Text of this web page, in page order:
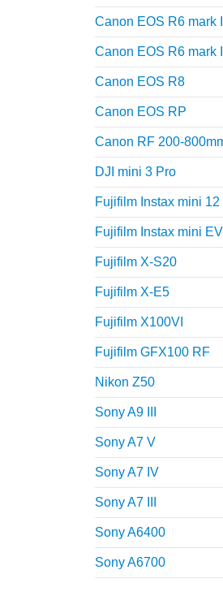
Canon EOS R6 mark III
Canon EOS R6 mark II
Canon EOS R8
Canon EOS RP
Canon RF 200-
DJI mini 3 Pro
Fujifilm Instax mini 12
Fujifilm Instax mini
Fujifilm X-S20
Fujifilm X-E5
Fujifilm X100VI
Fujifilm GFX100 RF
Nikon Z50
Sony A9 III
Sony A7 V
Sony A7 IV
Sony A7 III
Sony A6400
Sony A6700